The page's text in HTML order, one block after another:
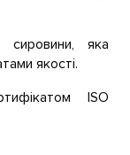
сировини, яка
якості.
ISO